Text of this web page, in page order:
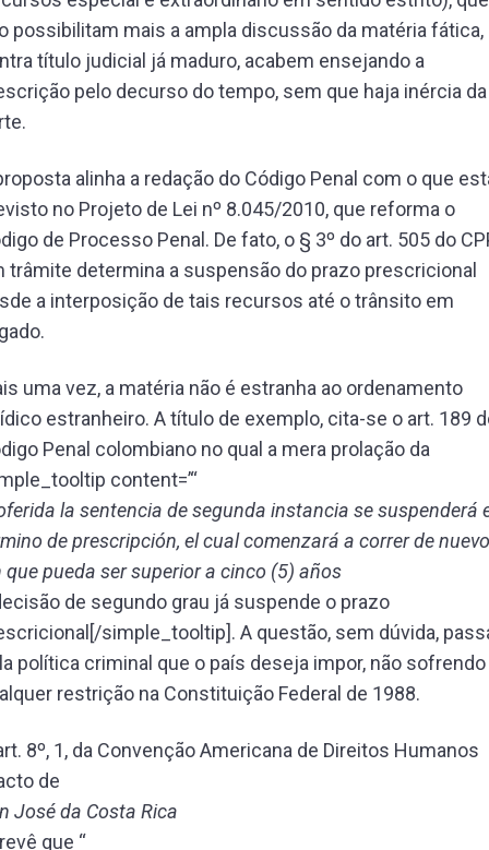
possibilitam mais a ampla discussão da matéria fática,
título judicial já maduro, acabem ensejando a
pelo decurso do tempo, sem que haja inércia da
alinha a redação do Código Penal com o que
no Projeto de Lei nº 8.045/2010, que reforma o
de Processo Penal. De fato, o § 3º do art. 505 do
trâmite determina a suspensão do prazo prescricional
a interposição de tais recursos até o trânsito em
uma vez, a matéria não é estranha ao ordenamento
estranheiro. A título de exemplo, cita-se o art. 189
Penal colombiano no qual a mera prolação da
content=’“
la sentencia de segunda instancia se suspenderá
de prescripción, el cual comenzará a correr de nuevo
que pueda ser superior a cinco (5) años
de segundo grau já suspende o prazo
simple_tooltip]. A questão, sem dúvida,
política criminal que o país deseja impor, não sofrendo
restrição na Constituição Federal de 1988.
8º, 1, da Convenção Americana de Direitos Humanos
de
José da Costa Rica
que “